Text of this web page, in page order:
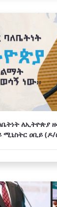
ለኢትዮጵያ
ሚኒስትር ዐቢይ (ዶ/